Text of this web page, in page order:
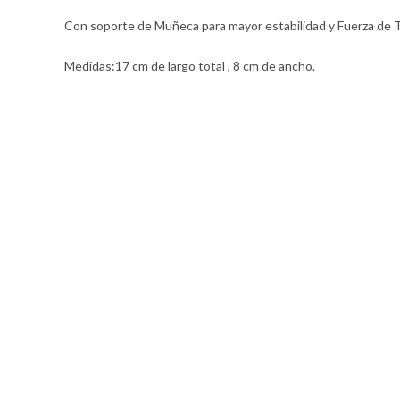
Con soporte de Muñeca para mayor estabilidad y Fuerza de
Medidas:17 cm de largo total , 8 cm de ancho.